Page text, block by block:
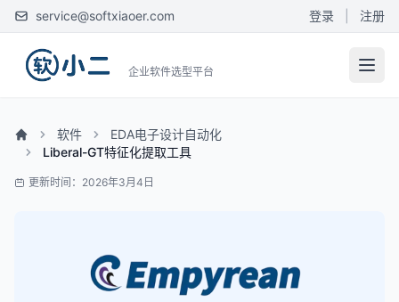
service@softxiaoer.com 登录 注册
企业软件选型平台
软件
EDA电子设计自动化
Liberal-GT特征化提取工具
更新时间：2026年3月4日